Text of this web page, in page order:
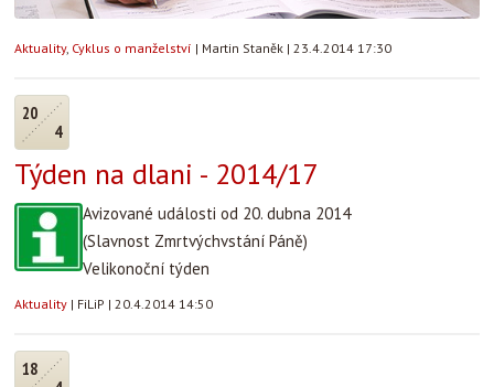
Aktuality, Cyklus o manželství | Martin Staněk | 23.4.2014 17:30
20
4
Týden na dlani - 2014/17
Avizované události od 20. dubna 2014
(Slavnost Zmrtvýchvstání Páně)
Velikonoční týden
Aktuality | FiLiP | 20.4.2014 14:50
18